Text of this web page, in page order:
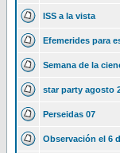
ISS a la vista
Efemerides para
Semana de la
star party agosto
Perseidas 07
Observación el 6